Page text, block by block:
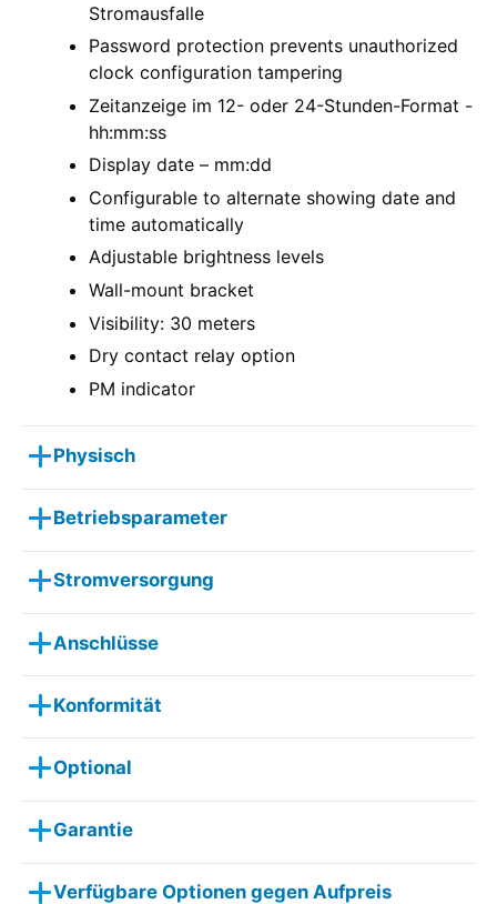
Stromausfalle
Password protection prevents unauthorized
clock configuration tampering
Zeitanzeige im 12- oder 24-Stunden-Format -
hh:mm:ss
Display date – mm:dd
Configurable to alternate showing date and
time automatically
Adjustable brightness levels
Wall-mount bracket
Visibility: 30 meters
Dry contact relay option
PM indicator
Physisch
Betriebsparameter
Stromversorgung
Anschlüsse
Konformität
Optional
Garantie
Verfügbare Optionen gegen Aufpreis